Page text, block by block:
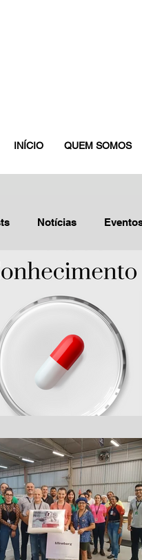
INÍCIO QUEM SOMOS
Notícias
práticas Depoimentos